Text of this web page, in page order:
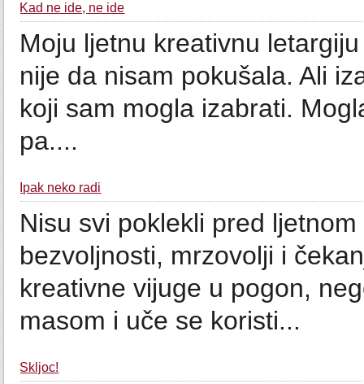
Kad ne ide, ne ide
Moju ljetnu kreativnu
nije da nisam pokušala. Ali
koji sam mogla izabrati.
pa....
Ipak neko radi
Nisu svi poklekli pred
bezvoljnosti, mrzovolji i
kreativne vijuge u pogon,
masom i uče se koristi...
Škljoc!